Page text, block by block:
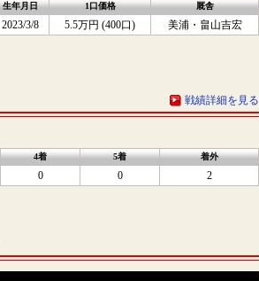
生年月日 1口価格 厩舎
2023/3/8 5.5万円 (400口)
美浦・畠山吉宏
戦績詳細を見る
4着 5着 着外
0 0 2